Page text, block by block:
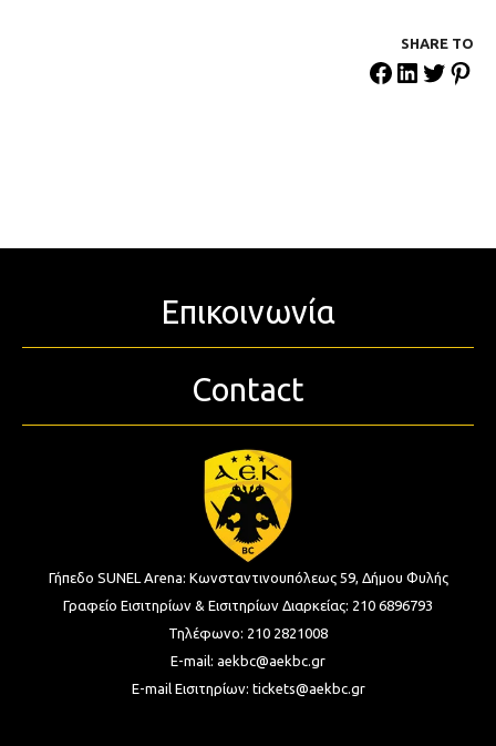
SHARE ΤΟ
Επικοινωνία
Contact
Γήπεδο SUNEL Arena: Κωνσταντινουπόλεως 59, Δήμου Φυλής
Γραφείο Εισιτηρίων & Εισιτηρίων Διαρκείας: 210 6896793
Τηλέφωνο: 210 2821008
E-mail: aekbc@aekbc.gr
E-mail Εισιτηρίων: tickets@aekbc.gr